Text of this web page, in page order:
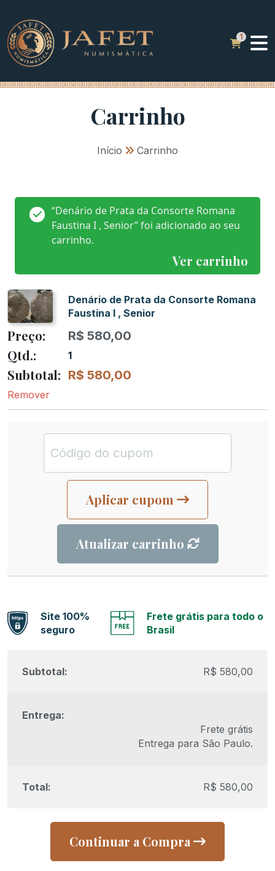
Carrinho
Início » Carrinho
Ver carrinho
“Denário de Prata da Consorte Romana
Faustina I , Senior” foi adicionado ao seu
carrinho.
Denário de Prata da Consorte Romana
Faustina I , Senior
R$ 580,00
1
R$ 580,00
Remover
Aplicar cupom
Atualizar carrinho
Site 100%
seguro
Frete grátis para todo o
Brasil
R$ 580,00
Frete grátis
Entrega para São Paulo.
R$ 580,00
Continuar a Compra